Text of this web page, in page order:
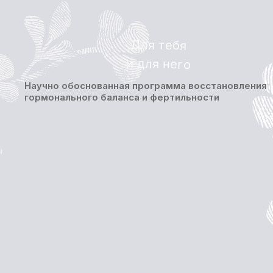
Научно обоснованная программа восстановления
гормонального баланса и фертильности
Для тебя
и для него